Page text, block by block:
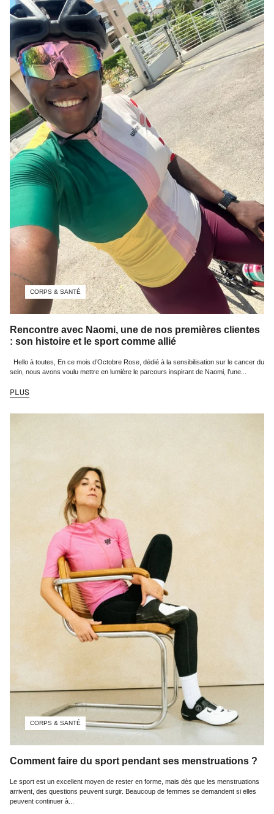
CORPS & SANTÉ
Rencontre avec Naomi, une de nos premières clientes
: son histoire et le sport comme allié
Hello à toutes, En ce mois d’Octobre Rose, dédié à la sensibilisation sur le cancer du
sein, nous avons voulu mettre en lumière le parcours inspirant de Naomi, l’une...
PLUS
CORPS & SANTÉ
Comment faire du sport pendant ses menstruations ?
Le sport est un excellent moyen de rester en forme, mais dès que les menstruations
arrivent, des questions peuvent surgir. Beaucoup de femmes se demandent si elles
peuvent continuer à...